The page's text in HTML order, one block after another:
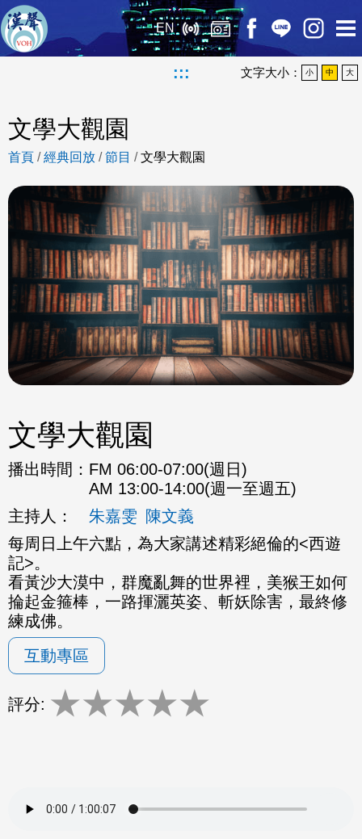
EN
::: 文字大小： 小 中 大
文學大觀園
首頁 /經典回放 /節目 /文學大觀園
文學大觀園
播出時間： FM 06:00-07:00(週日)
AM 13:00-14:00(週一至週五)
主持人：
朱嘉雯 陳文義
每周日上午六點，為大家講述精彩絕倫的<西遊
記>。
看黃沙大漠中，群魔亂舞的世界裡，美猴王如何
掄起金箍棒，一路揮灑英姿、斬妖除害，最終修
練成佛。
互動專區
評分: ★★★★★